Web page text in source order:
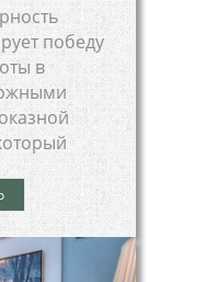
победу
в